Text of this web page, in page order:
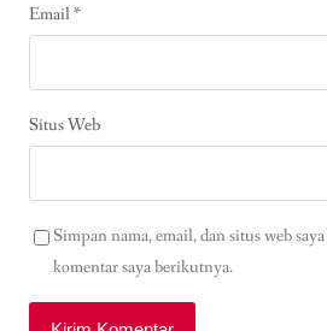
Email*
Situs Web
Simpan nama, email, dan situs web
komentar saya berikutnya.